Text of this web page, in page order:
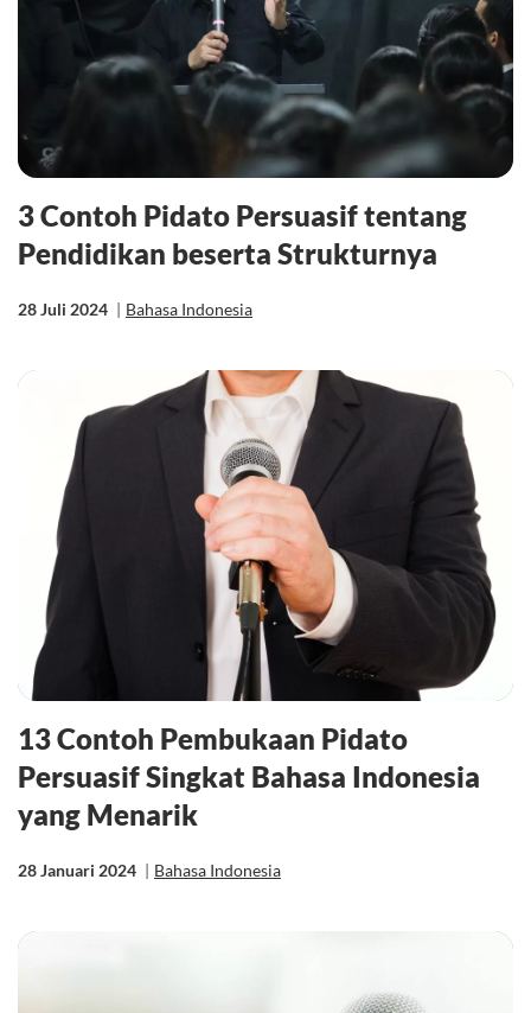
3 Contoh Pidato Persuasif tentang
Pendidikan beserta Strukturnya
28 Juli 2024 | Bahasa Indonesia
13 Contoh Pembukaan Pidato
Persuasif Singkat Bahasa Indonesia
yang Menarik
28 Januari 2024 | Bahasa Indonesia